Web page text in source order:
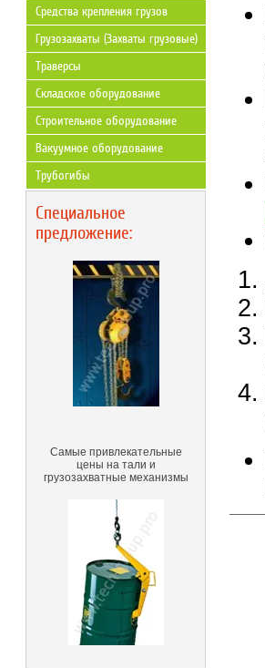
Средства крепления грузов
Грузозахваты (Захваты грузовые)
Траверсы
Складское оборудование
Строительное оборудование
Вакуумное оборудование
Трубогибы
Специальное
предложение:
Самые привлекательные
цены на тали и
грузозахватные механизмы